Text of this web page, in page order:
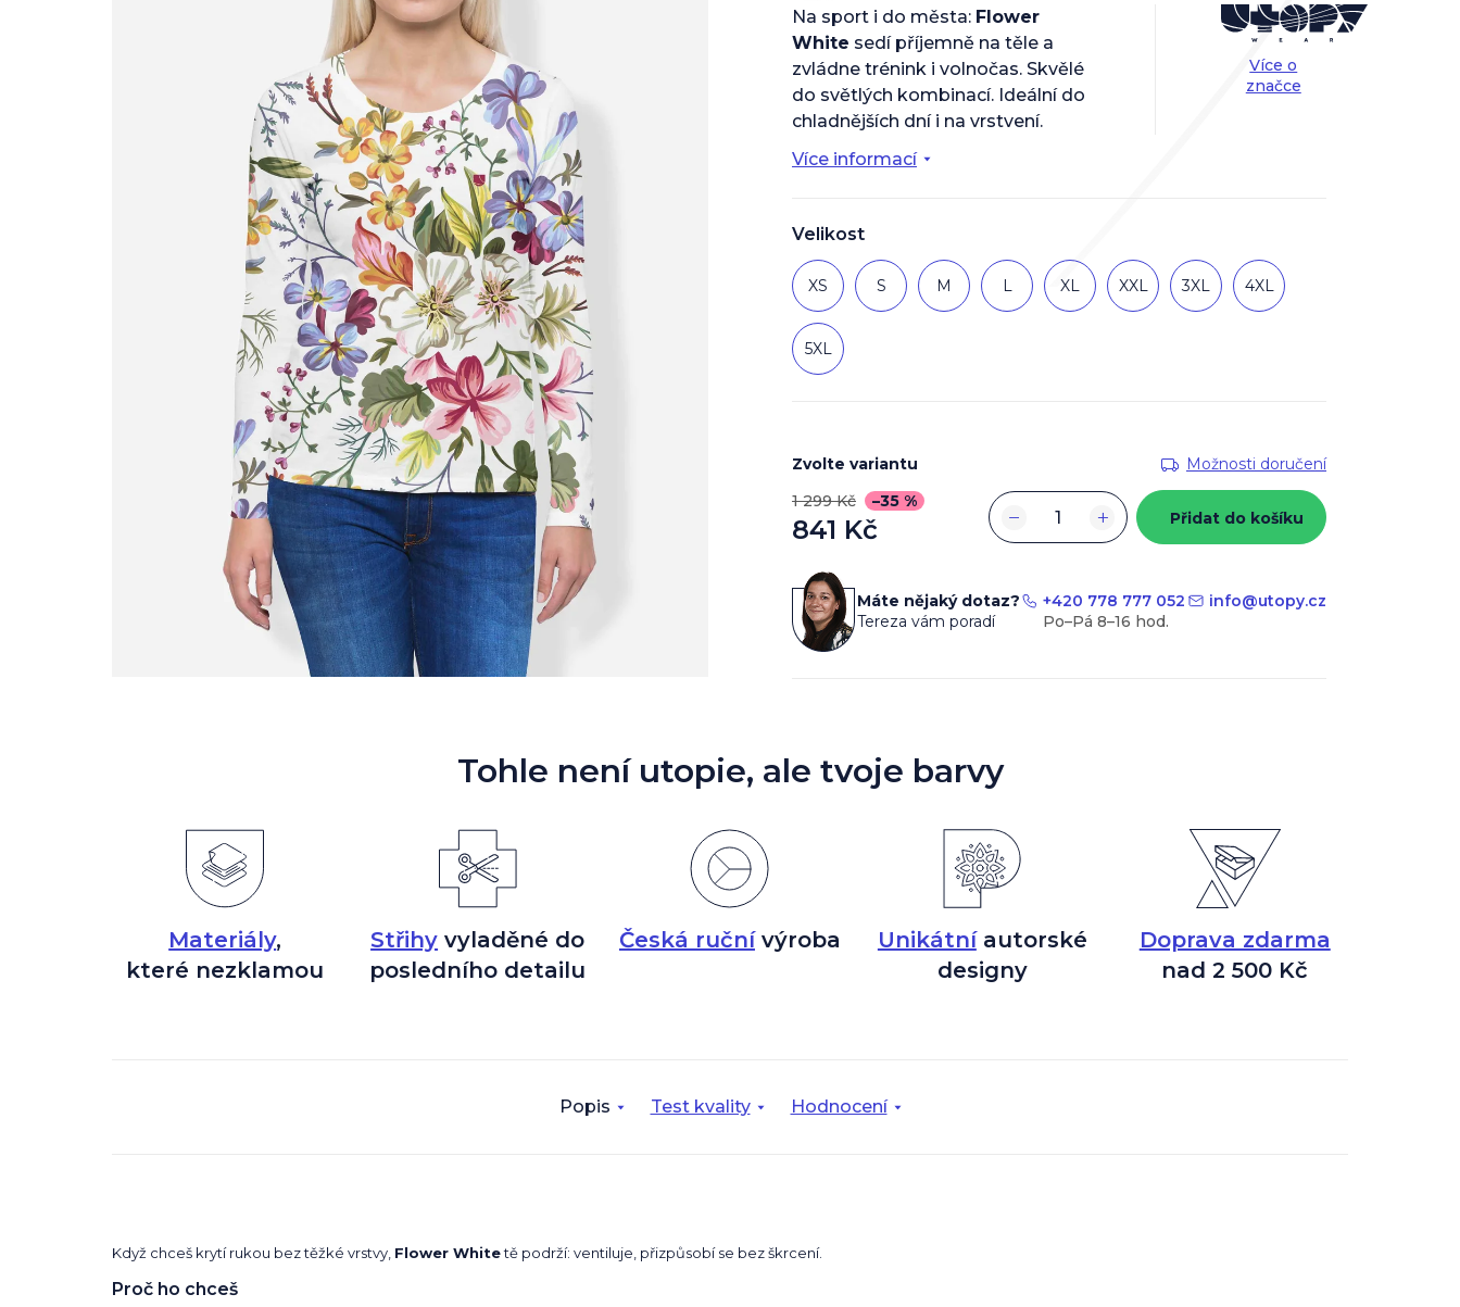
Velikost
XS S M L XL XXL 3XL 4XL
5XL
Více informací
Na sport i do města: Flower
White sedí příjemně na těle a
zvládne trénink i volnočas. Skvělé
do světlých kombinací. Ideální do
chladnějších dní i na vrstvení.
Více o
značce
Zvolte variantu
Možnosti doručení
1 299 Kč
–35 %
841 Kč
cena:
+
− Přidat do košíku
0,0
z
5
hvězdiček.
Máte nějaký dotaz?
Tereza vám poradí
+420 778 777 052 info@utopy.cz
Tohle není utopie, ale tvoje barvy
Materiály,
které nezklamou
Střihy vyladěné do
posledního detailu
Česká ručnívýroba Unikátníautorské
designy
Doprava zdarma
nad 2 500 Kč
Popis Test kvality Hodnocení
Když chceš krytí rukou bez těžké vrstvy, Flower Whitetě podrží: ventiluje, přizpůsobí se bez škrcení.
Proč ho chceš